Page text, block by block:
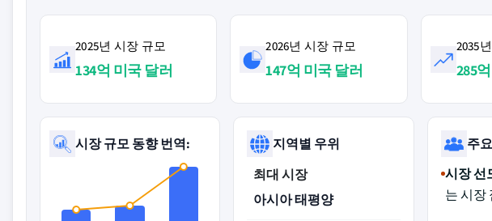
2025년 시장 규모
134억 미국 달러
2026년 시장 규모
147억 미국 달러
2035
285
시장 규모 동향 번역:
지역별 우위
최대 시장
아시아 태평양
주
시장 선
는 시장